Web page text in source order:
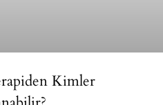
Kimler